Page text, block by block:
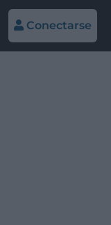
Conectarse